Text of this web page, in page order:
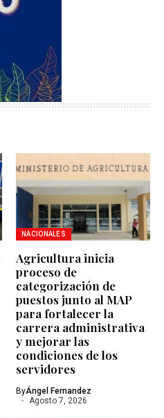
NACIONALES
Agricultura inicia
proceso de
categorización de
puestos junto al MAP
para fortalecer la
carrera administrativa
y mejorar las
condiciones de los
servidores
ByÁngel Fernandez
Agosto 7, 2026